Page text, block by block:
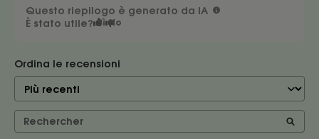
Questo riepilogo è generato da IA
È stato utile? Sì No
Ordina le recensioni